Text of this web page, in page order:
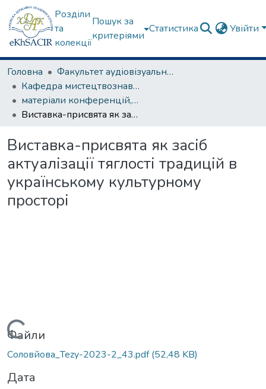
Розділи
та
колекції
Пошук за
критеріями
Статистика Увійти
Головна
Факультет аудіовізуального мистецтва
Кафедра мистецтвознавства
матеріали конференцій, семінарів, круглих столів та ін.
Виставка-присвята як засіб актуалізації тяглості традицій в українському культурному просторі
Виставка-присвята як засіб
актуалізації тяглості традицій в
українському культурному
просторі
Вантажиться...
Файли
Соловйова_Tezy-2023-2_43.pdf(52,48 KB)
Дата